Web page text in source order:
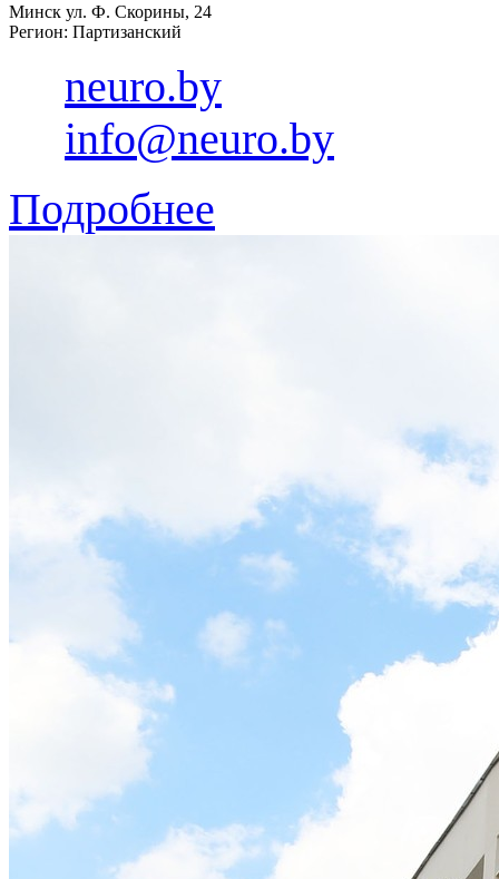
Минск ул. Ф. Скорины, 24
Регион: Партизанский
neuro.by
info@neuro.by
Подробнее